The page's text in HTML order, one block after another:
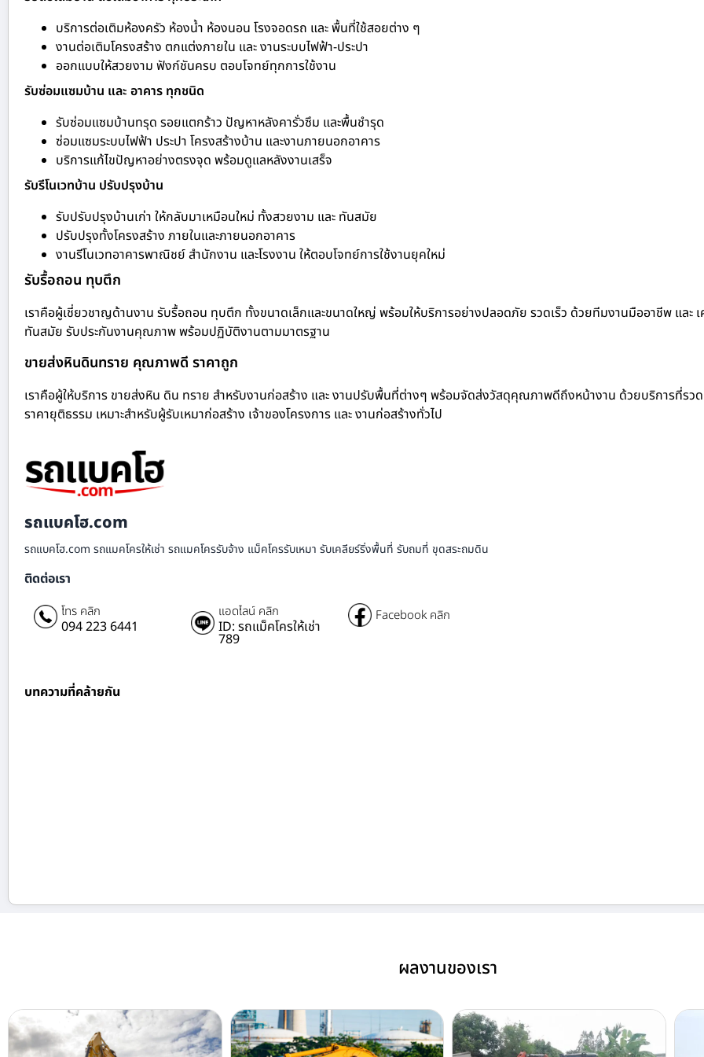
บริการต่อเติมห้องครัว ห้องน้ำ ห้องนอน โรงจอดรถ และ พื้นที่ใช้สอยต่าง ๆ
งานต่อเติมโครงสร้าง ตกแต่งภายใน และ งานระบบไฟฟ้า-ประปา
ออกแบบให้สวยงาม ฟังก์ชันครบ ตอบโจทย์ทุกการใช้งาน
รับซ่อมแซมบ้าน และ อาคาร ทุกชนิด
รับซ่อมแซมบ้านทรุด รอยแตกร้าว ปัญหาหลังคารั่วซึม และพื้นชำรุด
ซ่อมแซมระบบไฟฟ้า ประปา โครงสร้างบ้าน และงานภายนอกอาคาร
บริการแก้ไขปัญหาอย่างตรงจุด พร้อมดูแลหลังงานเสร็จ
รับรีโนเวทบ้าน ปรับปรุงบ้าน
รับปรับปรุงบ้านเก่า ให้กลับมาเหมือนใหม่ ทั้งสวยงาม และ ทันสมัย
ปรับปรุงทั้งโครงสร้าง ภายในและภายนอกอาคาร
งานรีโนเวทอาคารพาณิชย์ สำนักงาน และโรงงาน ให้ตอบโจทย์การใช้งานยุคใหม่
รับรื้อถอน ทุบตึก
เราคือผู้เชี่ยวชาญด้านงาน รับรื้อถอน ทุบตึก ทั้งขนาดเล็กและขนาดใหญ่ พร้อมให้บริการอย่างปลอดภัย รวดเร็ว ด้วยทีมงานมืออาชีพ และ
ทันสมัย รับประกันงานคุณภาพ พร้อมปฏิบัติงานตามมาตรฐาน
ขายส่งหินดินทราย คุณภาพดี ราคาถูก
เราคือผู้ให้บริการ ขายส่งหิน ดิน ทราย สำหรับงานก่อสร้าง และ งานปรับพื้นที่ต่างๆ พร้อมจัดส่งวัสดุคุณภาพดีถึงหน้างาน ด้วยบริการที่รวด
ราคายุติธรรม เหมาะสำหรับผู้รับเหมาก่อสร้าง เจ้าของโครงการ และ งานก่อสร้างทั่วไป
รถแบคโฮ.com
รถแบคโฮ.com รถแมคโครให้เช่า รถแมคโครรับจ้าง แม็คโครรับเหมา รับเคลียร์ริ่งพื้นที่ รับถมที่ ขุดสระถมดิน
ติดต่อเรา
โทร คลิก
094 223 6441
แอดไลน์ คลิก
ID: รถแม็คโครให้เช่า
789
Facebook คลิก
บทความที่คล้ายกัน
ผลงานของเรา